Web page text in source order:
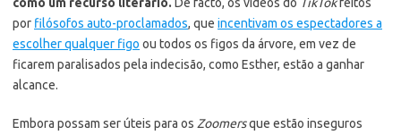
por filósofos auto-proclamados, que incentivam os espectadores a
escolher qualquer figo ou todos os figos da árvore, em vez de
ficarem paralisados pela indecisão, como Esther, estão a ganhar
alcance.
Embora possam ser úteis para os Zoomersque estão inseguros